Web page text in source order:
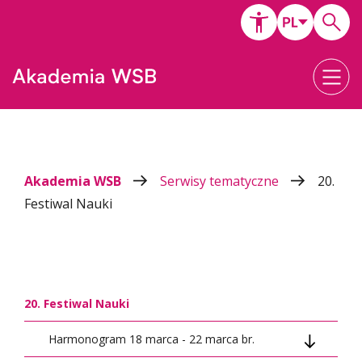
Akademia WSB Serwisy tematyczne
20.
Festiwal Nauki
20. Festiwal Nauki
Harmonogram 18 marca - 22 marca br.